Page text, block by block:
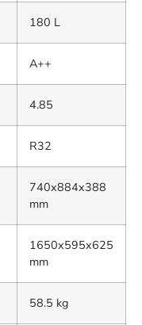
180 L
A++
4.85
R32
740x884x388
mm
1650x595x625
mm
58.5 kg